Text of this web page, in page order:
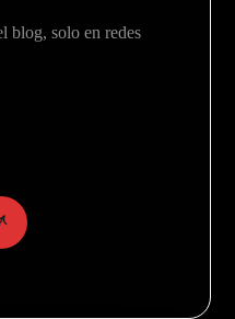
blog, solo en redes